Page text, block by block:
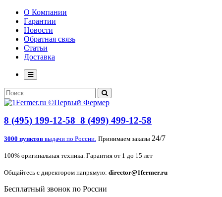
О Компании
Гарантии
Новости
Обратная связь
Статьи
Доставка
8 (495) 199-12-58 8 (499) 499-12-58
3000 пунктов выдачи по России. Принимаем заказы 24/7
100% оригинальная техника. Гарантия от 1 до 15 лет
Общайтесь с директором напрямую: director@1fermer.ru
Бесплатный звонок по России